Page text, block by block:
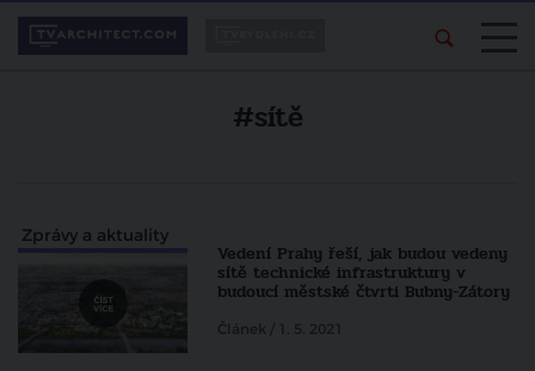
#sítě
Zprávy a aktuality
Vedení Prahy řeší, jak budou vedeny
sítě technické infrastruktury v
budoucí městské čtvrti Bubny-Zátory
Článek / 1. 5. 2021